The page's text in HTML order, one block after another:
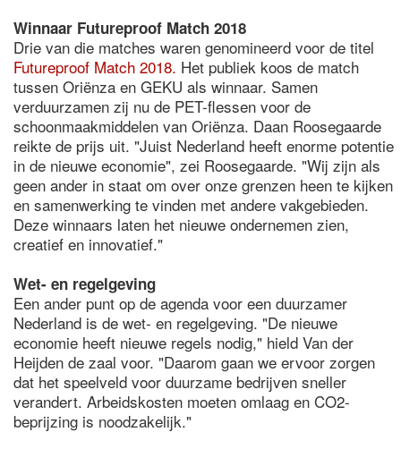
Winnaar Futureproof Match 2018
Drie van die matches waren genomineerd voor de titel
Futureproof Match 2018. Het publiek koos de match
tussen Oriënza en GEKU als winnaar. Samen
verduurzamen zij nu de PET-flessen voor de
schoonmaakmiddelen van Oriënza. Daan Roosegaarde
reikte de prijs uit. "Juist Nederland heeft enorme potentie
in de nieuwe economie", zei Roosegaarde. "Wij zijn als
geen ander in staat om over onze grenzen heen te kijken
en samenwerking te vinden met andere vakgebieden.
Deze winnaars laten het nieuwe ondernemen zien,
creatief en innovatief."
Wet- en regelgeving
Een ander punt op de agenda voor een duurzamer
Nederland is de wet- en regelgeving. "De nieuwe
economie heeft nieuwe regels nodig," hield Van der
Heijden de zaal voor. "Daarom gaan we ervoor zorgen
dat het speelveld voor duurzame bedrijven sneller
verandert. Arbeidskosten moeten omlaag en CO2-
beprijzing is noodzakelijk."